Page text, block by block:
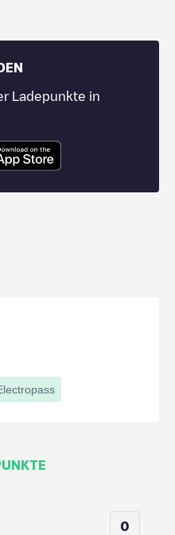
Ladepunkte in
0